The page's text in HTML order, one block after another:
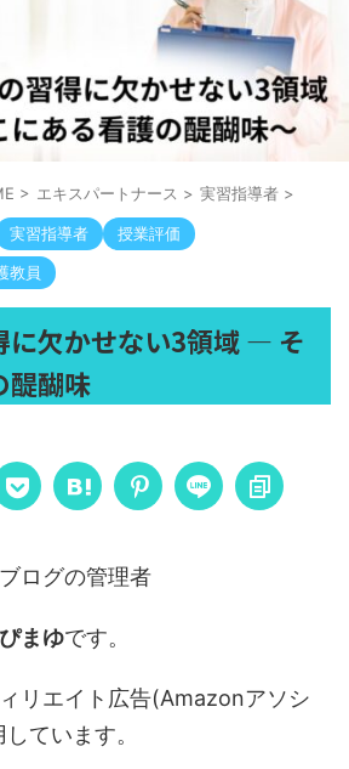
> エキスパートナース > 実習指導者 >
実習指導者
授業評価
教員
に欠かせない3領域 ― そ
醍醐味
ログの管理者
まゆです。
リエイト広告(Amazonアソシ
ています。